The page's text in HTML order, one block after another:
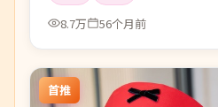
8.7万
56个月前
首推